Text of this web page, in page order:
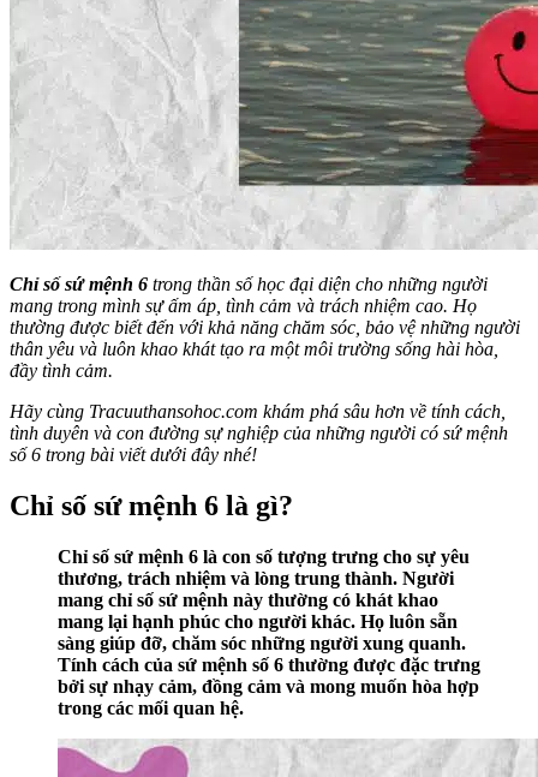
Chỉ số sứ mệnh 6 trong thần số học đại diện cho những người
mang trong mình sự ấm áp, tình cảm và trách nhiệm cao. Họ
thường được biết đến với khả năng chăm sóc, bảo vệ những người
thân yêu và luôn khao khát tạo ra một môi trường sống hài hòa,
đầy tình cảm.
Hãy cùng Tracuuthansohoc.com khám phá sâu hơn về tính cách,
tình duyên và con đường sự nghiệp của những người có sứ mệnh
số 6 trong bài viết dưới đây nhé!
Chỉ số sứ mệnh 6 là gì?
Chỉ số sứ mệnh 6 là con số tượng trưng cho sự yêu
thương, trách nhiệm và lòng trung thành. Người
mang chỉ số sứ mệnh này thường có khát khao
mang lại hạnh phúc cho người khác. Họ luôn sẵn
sàng giúp đỡ, chăm sóc những người xung quanh.
Tính cách của sứ mệnh số 6 thường được đặc trưng
bởi sự nhạy cảm, đồng cảm và mong muốn hòa hợp
trong các mối quan hệ.